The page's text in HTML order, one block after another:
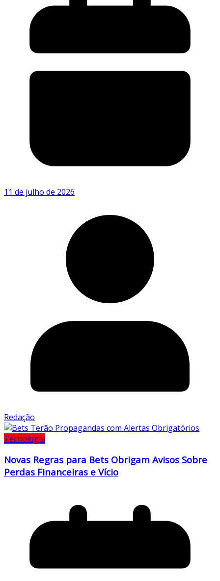
11 de julho de 2026
Redação
Tecnologia
Novas Regras para Bets Obrigam Avisos Sobre
Perdas Financeiras e Vício